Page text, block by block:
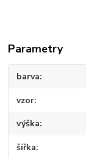
Parametry
barva
vzor
výška
šířka